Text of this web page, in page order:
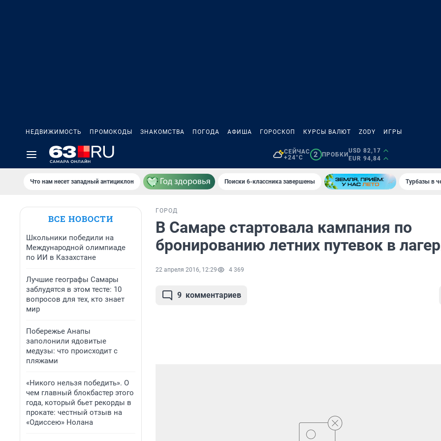
НЕДВИЖИМОСТЬ ПРОМОКОДЫ ЗНАКОМСТВА ПОГОДА АФИША ГОРОСКОП КУРСЫ ВАЛЮТ ZODY ИГРЫ
СЕЙЧАС
+24°C
2 ПРОБКИ
USD 82,17
EUR 94,84
Что нам несет западный антициклон Поиски 6-классника завершены Турбазы в
ВСЕ НОВОСТИ
Школьники победили на
Международной олимпиаде
по ИИ в Казахстане
Лучшие географы Самары
заблудятся в этом тесте: 10
вопросов для тех, кто знает
мир
Побережье Анапы
заполонили ядовитые
медузы: что происходит с
пляжами
«Никого нельзя победить». О
чем главный блокбастер этого
года, который бьет рекорды в
прокате: честный отзыв на
«Одиссею» Нолана
ГОРОД
В Самаре стартовала кампания по
бронированию летних путевок в
22 апреля 2016, 12:29 4 369
9 комментариев